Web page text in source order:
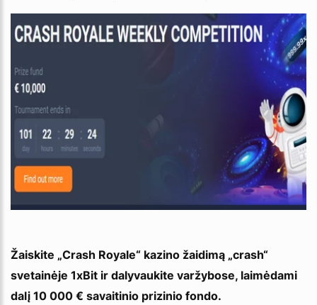
Žaiskite „Crash Royale“ kazino žaidimą „crash“
svetainėje 1xBit ir dalyvaukite varžybose, laimėdami
dalį 10 000 € savaitinio prizinio fondo.